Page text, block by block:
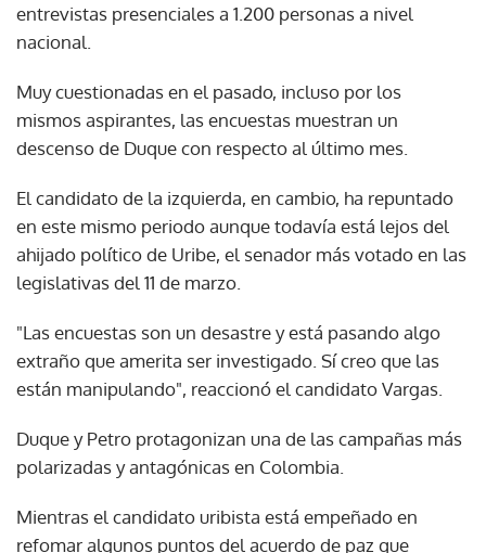
entrevistas presenciales a 1.200 personas a nivel
nacional.
Muy cuestionadas en el pasado, incluso por los
mismos aspirantes, las encuestas muestran un
descenso de Duque con respecto al último mes.
El candidato de la izquierda, en cambio, ha repuntado
en este mismo periodo aunque todavía está lejos del
ahijado político de Uribe, el senador más votado en las
legislativas del 11 de marzo.
"Las encuestas son un desastre y está pasando algo
extraño que amerita ser investigado. Sí creo que las
están manipulando", reaccionó el candidato Vargas.
Duque y Petro protagonizan una de las campañas más
polarizadas y antagónicas en Colombia.
Mientras el candidato uribista está empeñado en
refomar algunos puntos del acuerdo de paz que